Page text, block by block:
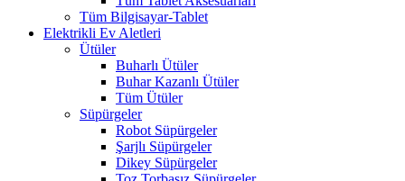
Tüm Bilgisayar-Tablet
Elektrikli Ev Aletleri
Ütüler
Buharlı Ütüler
Buhar Kazanlı Ütüler
Tüm Ütüler
Süpürgeler
Robot Süpürgeler
Şarjlı Süpürgeler
Dikey Süpürgeler